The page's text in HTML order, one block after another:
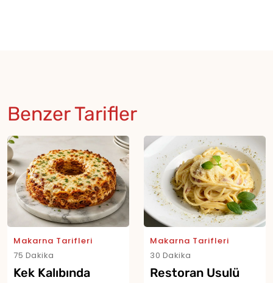
Benzer Tarifler
Makarna Tarifleri
75 Dakika
Kek Kalıbında
Makarna Tarifleri
30 Dakika
Restoran Usulü